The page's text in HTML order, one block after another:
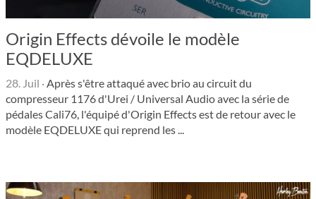
Origin Effects dévoile le modèle
EQDELUXE
28. Juil · Après s'être attaqué avec brio au circuit du
compresseur 1176 d'Urei / Universal Audio avec la série de
pédales Cali76, l'équipé d'Origin Effects est de retour avec le
modèle EQDELUXE qui reprend les ...